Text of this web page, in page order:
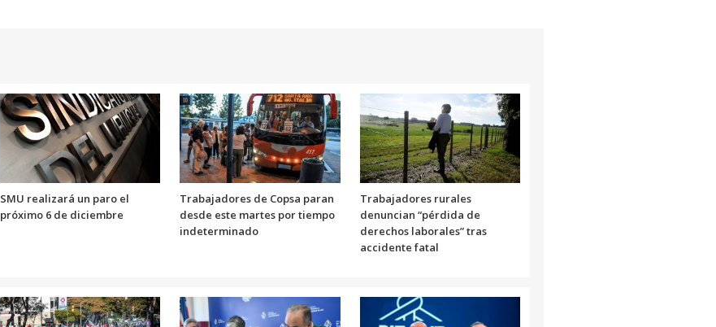
SMU realizará un paro el
próximo 6 de diciembre
Trabajadores de Copsa paran
desde este martes por tiempo
indeterminado
Trabajadores rurales
denuncian “pérdida de
derechos laborales” tras
accidente fatal